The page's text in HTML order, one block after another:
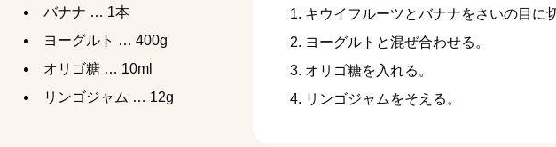
バナナ … 1本
ヨーグルト … 400g
オリゴ糖 … 10ml
リンゴジャム … 12g
キウイフルーツとバナナをさいの目に
ヨーグルトと混ぜ合わせる。
オリゴ糖を入れる。
リンゴジャムをそえる。